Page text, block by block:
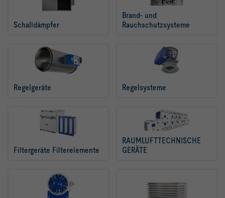
Schalldämpfer
Brand- und
Rauchschutzsysteme
Regelgeräte Regelsysteme
Filtergeräte Filterelemente
RAUMLUFTTECHNISCHE
GERÄTE